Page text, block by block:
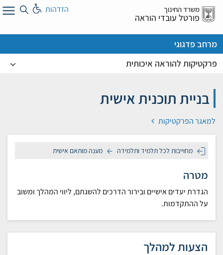
דלג
אל
משרד החינוך
פורטל עובדי הוראה
הזדהות
מרחב פדגוגי
פרקטיקות להוראה איכותית
בניית תוכנית אישית
למאגר הפרקטיקות
מחוייבות לכל תלמיד ותלמידה מענה מותאם אישית
מטרה
הגדרת יעדים אישיים ובירור הדרכים להשגתם, ליווי המהלך ומשוב
על ההתקדמות.
הצעות למהלך